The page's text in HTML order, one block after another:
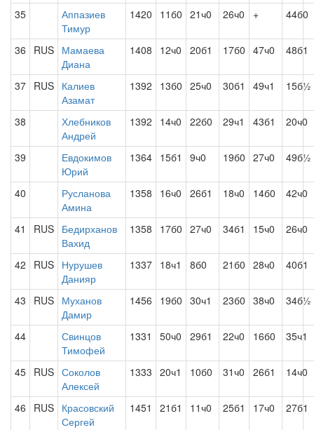
35
Аппазиев
Тимур
1420 11б0 21ч0 26ч0 + 44б0
36 RUS Мамаева
Диана
1408 12ч0 20б1 17б0 47ч0 48б1
37 RUS Калиев
Азамат
1392 13б0 25ч0 30б1 49ч1 15б½
38
Хлебников
Андрей
1392 14ч0 22б0 29ч1 43б1 20ч0
39
Евдокимов
Юрий
1364 15б1 9ч0 19б0 27ч0 49б½
40
Русланова
Амина
1358 16ч0 26б1 18ч0 14б0 42ч0
41 RUS Бедирханов
Вахид
1358 17б0 27ч0 34б1 15ч0 26ч0
42 RUS Нурушев
Данияр
1337 18ч1 8б0 21б0 28ч0 40б1
43 RUS Муханов
Дамир
1456 19б0 30ч1 23б0 38ч0 34б½
44
Свинцов
Тимофей
1331 50ч0 29б1 22ч0 16б0 35ч1
45 RUS Соколов
Алексей
1333 20ч1 10б0 31ч0 26б1 14ч0
46 RUS Красовский
Сергей
1451 21б1 11ч0 25б1 17ч0 27б1